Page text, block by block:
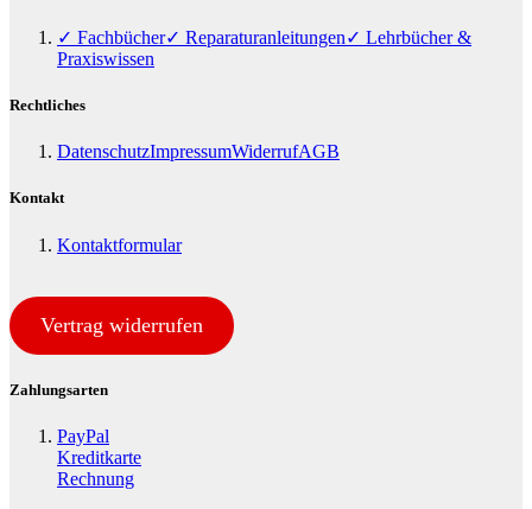
✓ Fachbücher✓ Reparaturanleitungen✓ Lehrbücher &
Praxiswissen
Rechtliches
DatenschutzImpressumWiderrufAGB
Kontakt
Kontaktformular
Vertrag widerrufen
Zahlungsarten
PayPal
Kreditkarte
Rechnung